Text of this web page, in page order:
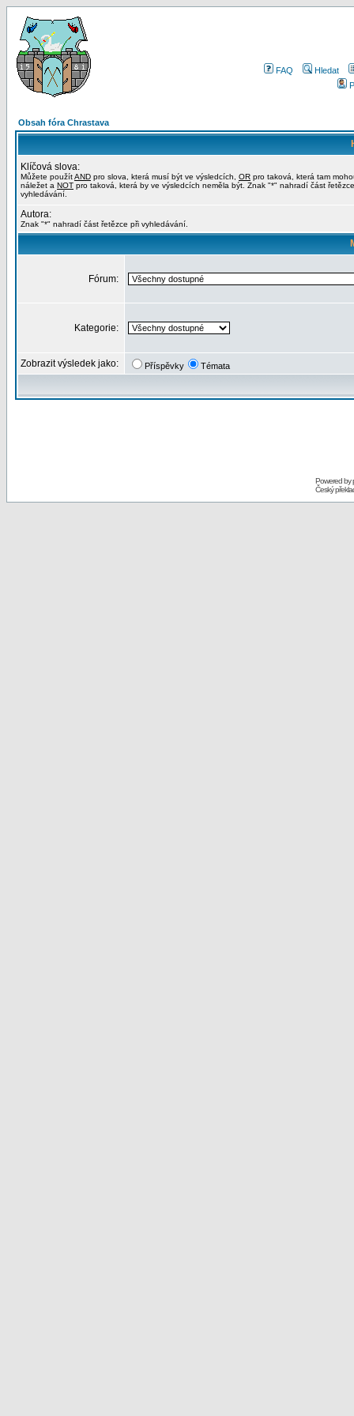
FAQ
Hledat
Obsah fóra Chrastava
Klíčová slova:
Můžete použítAND pro slova, která musí být ve výsledcích, OR pro taková, která tam
náležet a NOT pro taková, která by ve výsledcích neměla být. Znak "*" nahradí část
vyhledávání.
Autora:
Znak "*" nahradí část řetězce při vyhledávání.
Fórum:
Kategorie:
Zobrazit výsledek jako: Příspěvky Témata
Powered by
Český